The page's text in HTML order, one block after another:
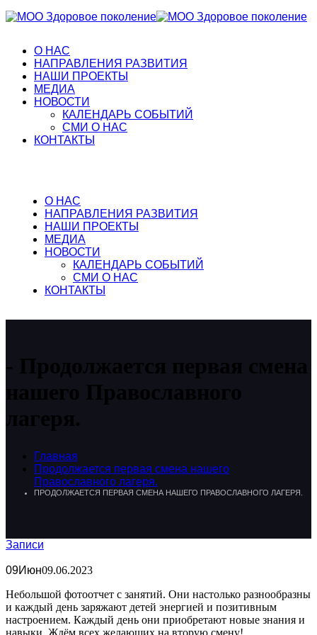
О НАС
НАПРАВЛЕНИЯ РАЗВИТИЯ
НАШИ ПРОЕКТЫ
МЕДИА
НОВОСТИ
КАЛЕНДАРЬ СОБЫТИЙ
СМИ О НАС
КОНТАКТЫ
О НАС
НАПРАВЛЕНИЯ РАЗВИТИЯ
НАШИ ПРОЕКТЫ
МЕДИА
НОВОСТИ
КАЛЕНДАРЬ СОБЫТИЙ
СМИ О НАС
КОНТАКТЫ
Продолжается первая смена
нашего Православного
лагеря.
Главная
Продолжается первая смена нашего
Православного лагеря.
ПРОДОЛЖАЕТСЯ ПЕРВАЯ СМЕНА НАШЕГО ПРАВОСЛАВНОГО ЛАГЕРЯ.
Записи
09Июн09.06.2023
Небольшой фотоотчет с занятий. Они настолько разнообразны
и каждый день заряжают детей энергией и позитивным
настроением. Каждый день они приобретают новые знания и
навыки. Ждём всех желающих на вторую смену!